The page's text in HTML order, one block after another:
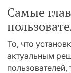
Самые
То, что
актуальным
пользователей,